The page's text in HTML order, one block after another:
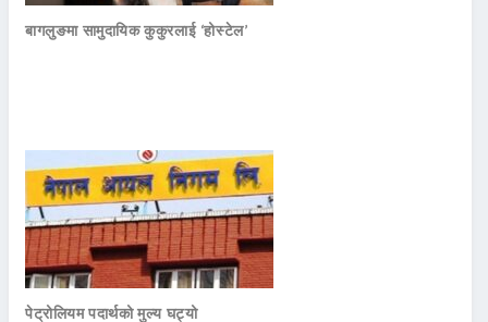
बागलुङमा सामुदायिक कुकुरलाई ‘होस्टेल’
पेट्रोलियम पदार्थको मुल्य घट्यो